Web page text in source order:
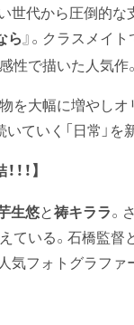
世代から圧倒的
ら』。クラスメイ
性で描いた人気作。
を大幅に増やし
ていく「日常」を
！！ 】
生悠と祷キララ。
ている。石橋監
気フォトグラファ